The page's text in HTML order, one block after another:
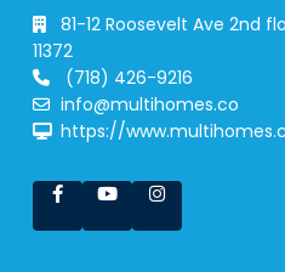
81-12 Roosevelt Ave 2nd
11372
(718) 426-9216
info@multihomes.co
https://